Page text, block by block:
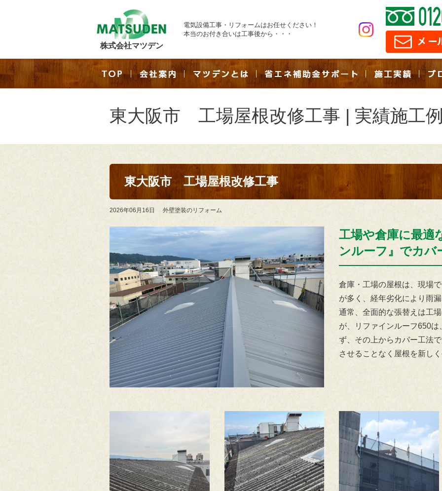
株式会社マツデン
電気設備工事・リフォームはお任せください！
本当のお付き合いは工事後から・・・
東大阪市 工場屋根改修工事 | 実績施工
東大阪市 工場屋根改修工事
2026年06月16日 外壁塗装のリフォーム
工場や倉庫に最適
ンルーフ』でカバ
倉庫・工場の屋根は、現場
が多く、経年劣化により雨
通常、全面的な張替えは工
が、リファインルーフ650
ず、その上からカバー工法
させることなく屋根を新し